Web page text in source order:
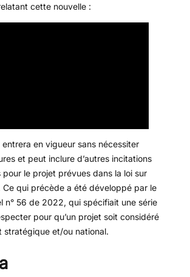
cette nouvelle :
en vigueur sans nécessiter
et peut inclure d’autres incitations
pour le projet prévues dans la loi sur
Ce qui précède a été développé par le
n° 56 de 2022, qui spécifiait une série
pour qu’un projet soit considéré
stratégique et/ou national.